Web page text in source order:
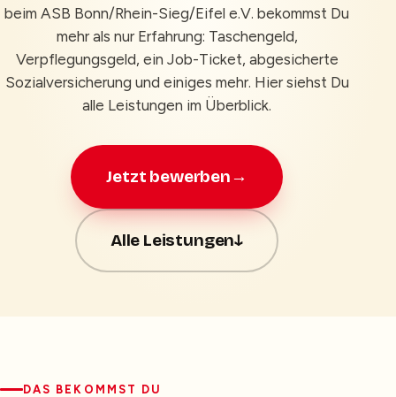
beim ASB Bonn/Rhein-Sieg/Eifel e.V. bekommst Du
mehr als nur Erfahrung: Taschengeld,
Verpflegungsgeld, ein Job-Ticket, abgesicherte
Sozialversicherung und einiges mehr. Hier siehst Du
alle Leistungen im Überblick.
Jetzt bewerben→
Alle Leistungen↓
DAS BEKOMMST DU